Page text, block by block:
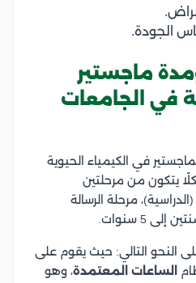
الجودة.
ماجستير
في الجامعات
في الكيمياء الحيوية
يتكون من مرحلتين
مرحلة الرسالة
5 سنوات.
النحو التالي: حيث يقوم على
الساعات المعتمدة، وهو